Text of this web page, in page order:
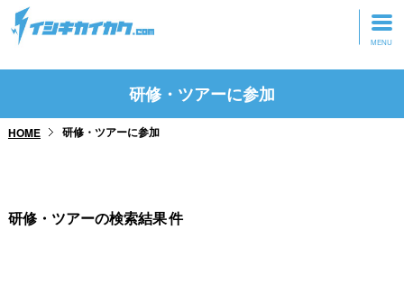
トップページ
研修・ツアーに参加
研修・ツアーに参加
HOME 研修・ツアーに参加
研修・ツアーの検索結果件